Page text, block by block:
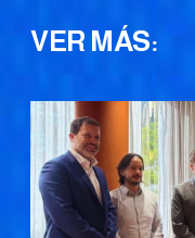
VER MÁS: